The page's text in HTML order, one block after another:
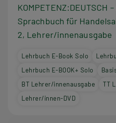
KOMPETENZ:DEUTSCH
Sprachbuch für
2, Lehrer/innenausgabe
Lehrbuch E-Book Solo
Lehrbuch E-BOOK+ Solo
BT Lehrer/innenausgabe
TT
Lehrer/innen-DVD